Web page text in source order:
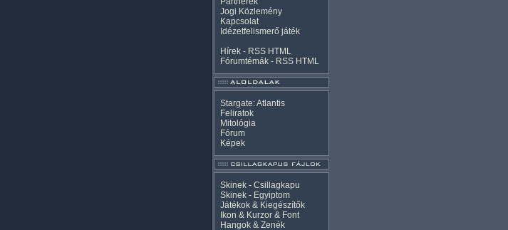
Jogi Közlemény
Kapcsolat
Idézetfelismerő játék
Hírek - RSS HTML
Fórumtémák - RSS HTML
Stargate: Atlantis
Feliratok
Mitológia
Fórum
Képek
Skinek - Csillagkapu
Skinek - Egyiptom
Játékok & Kiegészítők
Ikon & Kurzor & Font
Hangok & Zenék